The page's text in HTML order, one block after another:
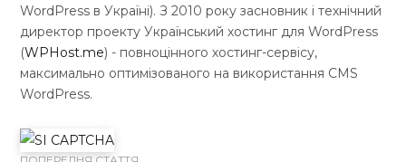
WordPress в Україні). З 2010 року засновник і технічний
директор проекту Український хостинг для WordPress
(WPHost.me) - повноцінного хостинг-сервісу,
максимально оптимізованого на використання CMS
WordPress.
W